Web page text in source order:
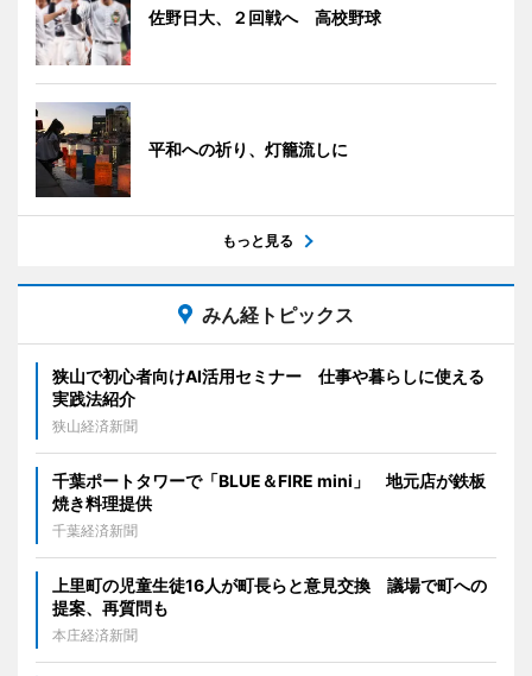
佐野日大、２回戦へ 高校野球
平和への祈り、灯籠流しに
もっと見る
みん経トピックス
狭山で初心者向けAI活用セミナー 仕事や暮らしに使える
実践法紹介
狭山経済新聞
千葉ポートタワーで「BLUE＆FIRE mini」 地元店が鉄板
焼き料理提供
千葉経済新聞
上里町の児童生徒16人が町長らと意見交換 議場で町への
提案、再質問も
本庄経済新聞